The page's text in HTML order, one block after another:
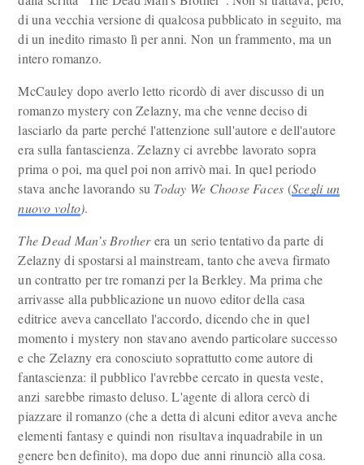
di una vecchia versione di qualcosa pubblicato in seguito, ma
di un inedito rimasto lì per anni. Non un frammento, ma un
intero romanzo.
McCauley dopo averlo letto ricordò di aver discusso di un
romanzo mystery con Zelazny, ma che venne deciso di
lasciarlo da parte perché l'attenzione sull'autore e dell'autore
era sulla fantascienza. Zelazny ci avrebbe lavorato sopra
prima o poi, ma quel poi non arrivò mai. In quel periodo
stava anche lavorando su Today We Choose Faces (Scegli un
nuovo volto).
The Dead Man’s Brotherera un serio tentativo da parte di
Zelazny di spostarsi al mainstream, tanto che aveva firmato
un contratto per tre romanzi per la Berkley. Ma prima che
arrivasse alla pubblicazione un nuovo editor della casa
editrice aveva cancellato l'accordo, dicendo che in quel
momento i mystery non stavano avendo particolare successo
e che Zelazny era conosciuto soprattutto come autore di
fantascienza: il pubblico l'avrebbe cercato in questa veste,
anzi sarebbe rimasto deluso. L'agente di allora cercò di
piazzare il romanzo (che a detta di alcuni editor aveva anche
elementi fantasy e quindi non risultava inquadrabile in un
genere ben definito), ma dopo due anni rinunciò alla cosa.